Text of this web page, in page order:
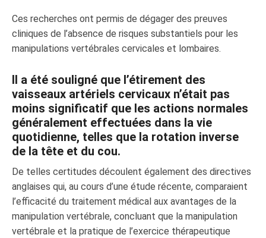
Ces recherches ont permis de dégager des preuves
cliniques de l’absence de risques substantiels pour les
manipulations vertébrales cervicales et lombaires.
Il a été souligné que l’étirement des
vaisseaux artériels cervicaux n’était pas
moins significatif que les actions normales
généralement effectuées dans la vie
quotidienne, telles que la rotation inverse
de la tête et du cou.
De telles certitudes découlent également des directives
anglaises qui, au cours d’une étude récente, comparaient
l’efficacité du traitement médical aux avantages de la
manipulation vertébrale, concluant que la manipulation
vertébrale et la pratique de l’exercice thérapeutique